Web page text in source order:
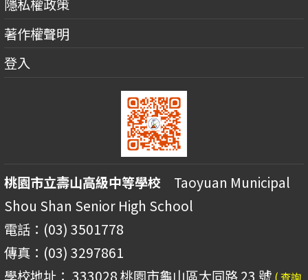
隱私權政策
著作權聲明
登入
桃園市立壽山高級中等學校 Taoyuan Municipal
Shou Shan Senior High School
電話：(03) 3501778
傳真：(03) 3297861
( 查詢